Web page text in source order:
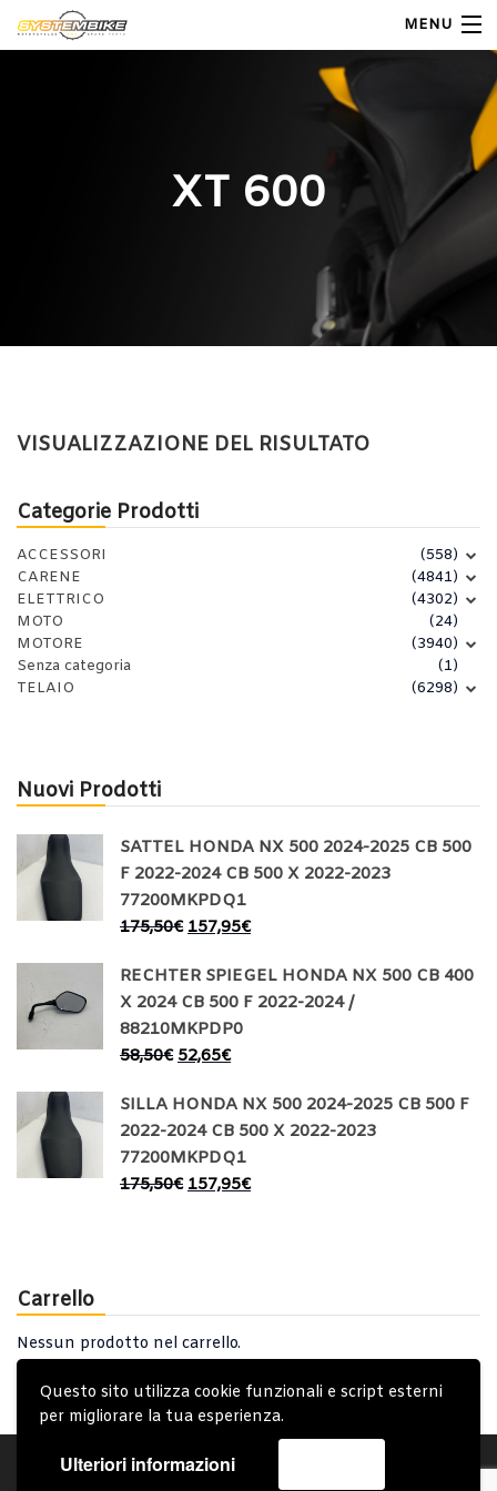
Questo sito utilizza cookie funzionali e script esterni
per migliorare la tua esperienza.
Ulteriori informazioni
MENU
XT 600
Categorie Prodotti
ACCESSORI
(558)
CARENE
(4841)
ELETTRICO
(4302)
MOTO
(24)
MOTORE
(3940)
Senza categoria
(1)
TELAIO
(6298)
Nuovi Prodotti
SATTEL HONDA NX 500 2024-2025 CB 500
F 2022-2024 CB 500 X 2022-2023
77200MKPDQ1
175,50€ 157,95€
RECHTER SPIEGEL HONDA NX 500 CB 400
X 2024 CB 500 F 2022-2024 /
88210MKPDP0
58,50€ 52,65€
SILLA HONDA NX 500 2024-2025 CB 500 F
2022-2024 CB 500 X 2022-2023
77200MKPDQ1
175,50€ 157,95€
Carrello
Nessun prodotto nel carrello.
VISUALIZZAZIONE DEL RISULTATO
Account Condizioni Generali